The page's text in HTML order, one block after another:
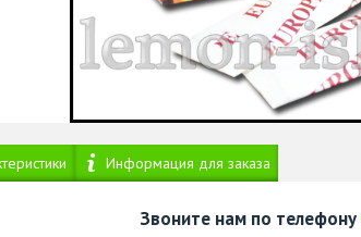
Информация для заказа
Звоните нам по телефону